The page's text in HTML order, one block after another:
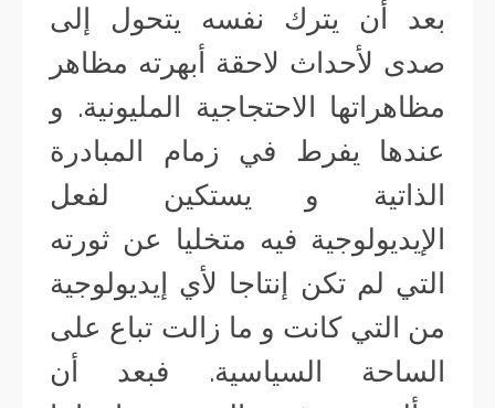
بعد أن يترك نفسه يتحول إلى
صدى لأحداث لاحقة أبهرته مظاهر
مظاهراتها الاحتجاجية المليونية. و
عندها يفرط في زمام المبادرة
الذاتية و يستكين لفعل
الإيديولوجية فيه متخليا عن ثورته
التي لم تكن إنتاجا لأي إيديولوجية
من التي كانت و ما زالت تباع على
الساحة السياسية. فبعد أن